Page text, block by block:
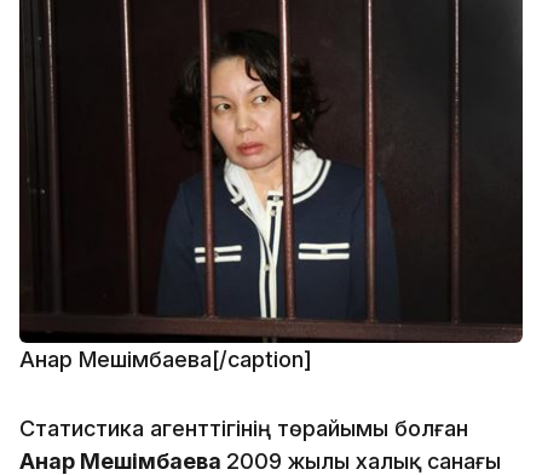
Анар Мешімбаева[/caption]
Статистика агенттігінің төрайымы болған
Анар Мешімбаева 2009 жылы халық санағы